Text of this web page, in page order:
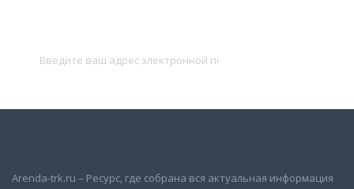
Arenda-trk.ru – Ресурс, где собрана вся актуальная информация